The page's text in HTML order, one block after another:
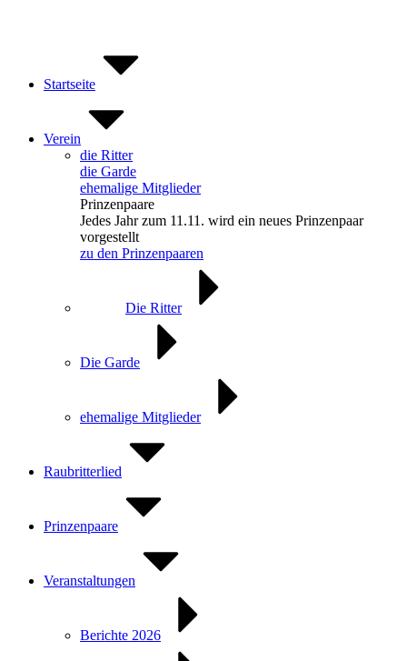
Startseite
Verein
die Ritter
die Garde
ehemalige Mitglieder
Prinzenpaare
Jedes Jahr zum 11.11. wird ein neues Prinzenpaar
vorgestellt
zu den Prinzenpaaren
Die Ritter
Die Garde
ehemalige Mitglieder
Raubritterlied
Prinzenpaare
Veranstaltungen
Berichte 2026